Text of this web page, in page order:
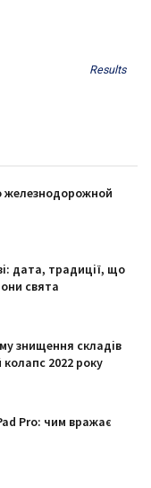
Results
железнодорожной
дата, традиції, що
свята
знищення складів
2022 року
Pro: чим вражає